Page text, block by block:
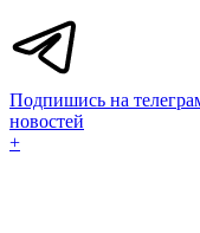
Подпишись на
новостей
+